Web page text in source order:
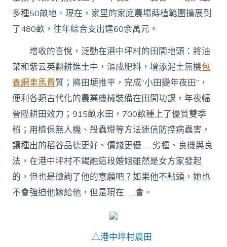
多種50畝地。現在，家里的家庭農場蒔植範圍擴展到
了480畝，往年綜合支出達60余萬元。
增收的喜悅，泛動在港中坪村的田間地頭：將油
菜和紫云英翻耕進土中，漚成肥料，增添泥土無機包
養網車馬費質；將田埂推平，完成“小田變年夜田”，
便利各類古代化的農業機械裝備在田間功課，年夜幅
晉陞耕田效力；915畝水田，700畝種上了優質雙季
稻；用植保無人機、殺蟲燈等方法迷信防控病蟲害，
讓種出的稻谷品德更好、價錢更優……劣種、良機與良
法，在港中坪村不竭融這段婚姻雖然是女方家發起
的，但也是徵詢了他的意願吧？如果他不點頭，她也
不會強迫他嫁給他，但是現在……會。
△港中坪村農田